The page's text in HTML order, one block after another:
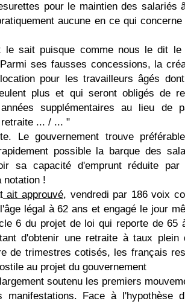
pour le maintien des salariés
aucune en ce qui concerne
le sait puisque comme nous le dit le
Parmi ses fausses concessions, la
pour les travailleurs âgés
plus et qui seront obligés de
supplémentaires au lieu de
... / ... "
Le gouvernement trouve
possible la barque des
sa capacité d'emprunt réduite par
notation !
ait approuvé, vendredi par 186 voix
légal à 62 ans et engagé le jour
6 du projet de loi qui reporte de 65
d'obtenir une retraite à taux plein
de trimestres cotisés, les français
au projet du gouvernement
soutenu les premiers
Face à l'hypothèse